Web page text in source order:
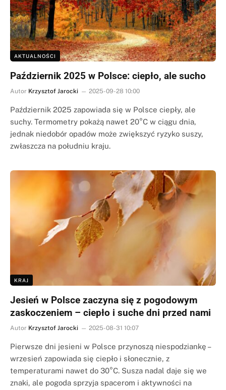
AKTUALNOŚCI
Październik 2025 w Polsce: ciepło, ale sucho
Autor Krzysztof Jarocki 2025-09-28 10:00
Październik 2025 zapowiada się w Polsce ciepły, ale
suchy. Termometry pokażą nawet 20°C w ciągu dnia,
jednak niedobór opadów może zwiększyć ryzyko suszy,
zwłaszcza na południu kraju.
KRAJ
Jesień w Polsce zaczyna się z pogodowym
zaskoczeniem – ciepło i suche dni przed nami
Autor Krzysztof Jarocki 2025-08-31 10:07
Pierwsze dni jesieni w Polsce przynoszą niespodziankę –
wrzesień zapowiada się ciepło i słonecznie, z
temperaturami nawet do 30°C. Susza nadal daje się we
znaki, ale pogoda sprzyja spacerom i aktywności na